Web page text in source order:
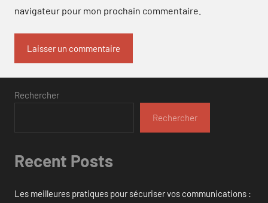
navigateur pour mon prochain commentaire.
Rechercher
Rechercher
Recent Posts
Les meilleures pratiques pour sécuriser vos communications :